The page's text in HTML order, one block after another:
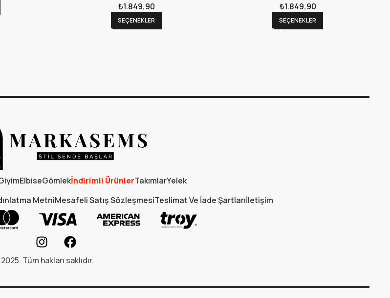
₺1.849,90
SEÇENEKLER
₺1.849,90
SEÇENEKLER
ElbiseGömlekİndirimli ÜrünlerTakımlarYelek
MetniMesafeli Satış SözleşmesiTeslimat Ve İade Şartlarıİletişim
2025. Tüm hakları saklıdır.